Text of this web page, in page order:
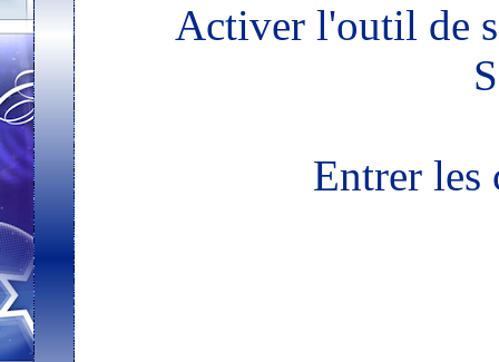
Activer l'outil de
Entrer les